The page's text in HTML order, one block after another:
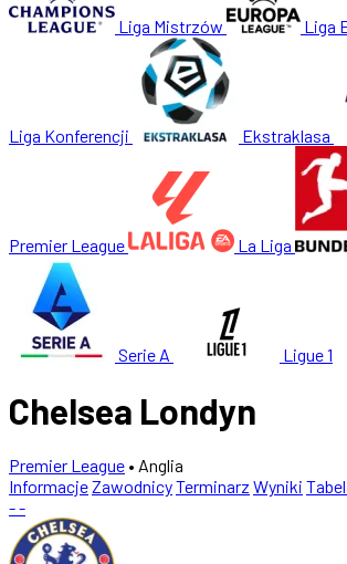
Liga Mistrzów Liga
Liga Konferencji Ekstraklasa
Premier League La Liga
Serie A Ligue 1
Chelsea Londyn
Premier League • Anglia
InformacjeZawodnicyTerminarz Wyniki
--